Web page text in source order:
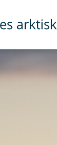
universitet